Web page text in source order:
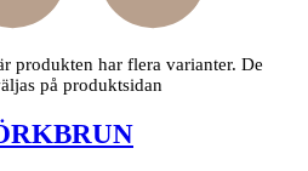
produkten har flera varianter. De
på produktsidan